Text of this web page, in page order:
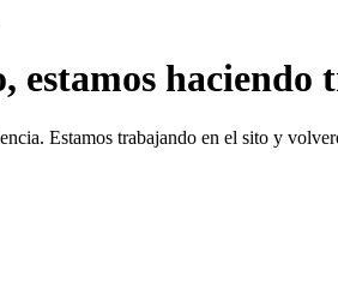
estamos haciendo
Estamos trabajando en el sito y